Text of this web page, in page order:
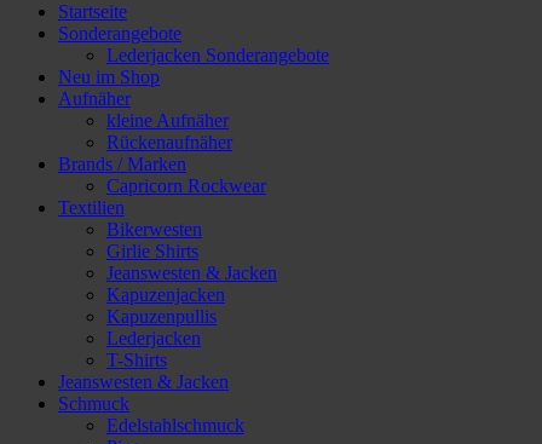
Startseite
Sonderangebote
Lederjacken Sonderangebote
Neu im Shop
Aufnäher
kleine Aufnäher
Rückenaufnäher
Brands / Marken
Capricorn Rockwear
Textilien
Bikerwesten
Girlie Shirts
Jeanswesten & Jacken
Kapuzenjacken
Kapuzenpullis
Lederjacken
T-Shirts
Jeanswesten & Jacken
Schmuck
Edelstahlschmuck